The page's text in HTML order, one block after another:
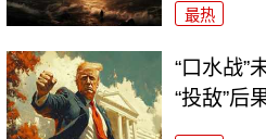
最热
“口水战”
“投敌”后